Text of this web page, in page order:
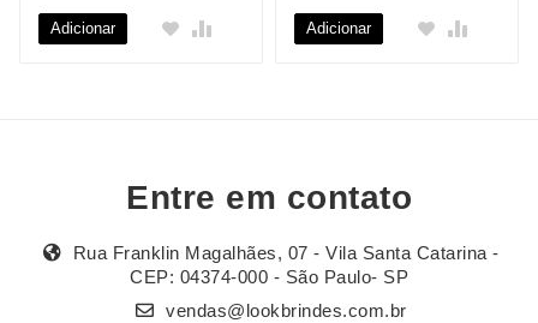
Adicionar Adicionar
Entre em contato
Rua Franklin Magalhães, 07 - Vila Santa Catarina -
CEP: 04374-000 - São Paulo- SP
vendas@lookbrindes.com.br